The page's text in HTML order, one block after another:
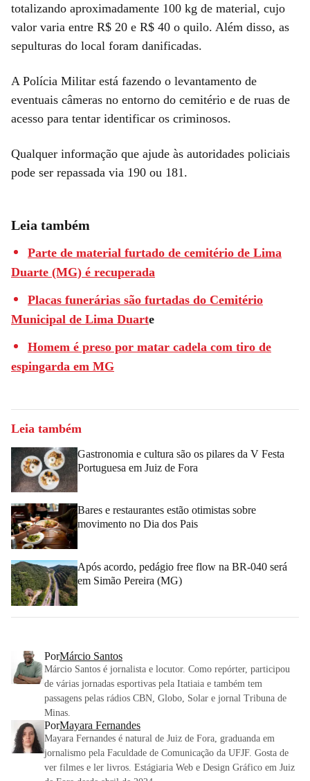
totalizando aproximadamente 100 kg de material, cujo
valor varia entre R$ 20 e R$ 40 o quilo. Além disso, as
sepulturas do local foram danificadas.
A Polícia Militar está fazendo o levantamento de
eventuais câmeras no entorno do cemitério e de ruas de
acesso para tentar identificar os criminosos.
Qualquer informação que ajude às autoridades policiais
pode ser repassada via 190 ou 181.
Leia também
Parte de material furtado de cemitério de Lima
Duarte (MG) é recuperada
Placas funerárias são furtadas do Cemitério
Municipal de Lima Duarte
Homem é preso por matar cadela com tiro de
espingarda em MG
Leia também
Gastronomia e cultura são os pilares da V Festa
Portuguesa em Juiz de Fora
Bares e restaurantes estão otimistas sobre
movimento no Dia dos Pais
Após acordo, pedágio free flow na BR-040 será
em Simão Pereira (MG)
PorMárcio Santos
Márcio Santos é jornalista e locutor. Como repórter, participou
de várias jornadas esportivas pela Itatiaia e também tem
passagens pelas rádios CBN, Globo, Solar e jornal Tribuna de
Minas.
PorMayara Fernandes
Mayara Fernandes é natural de Juiz de Fora, graduanda em
jornalismo pela Faculdade de Comunicação da UFJF. Gosta de
ver filmes e ler livros. Estágiaria Web e Design Gráfico em Juiz